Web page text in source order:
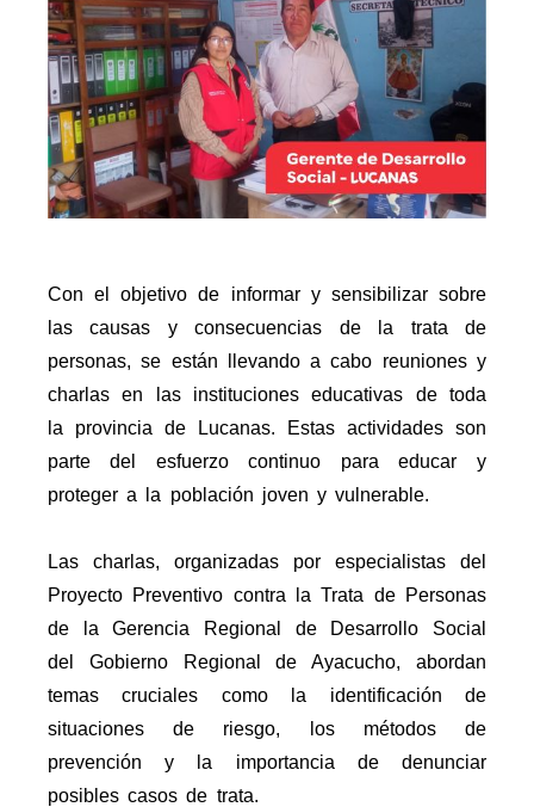
Con el objetivo de informar y sensibilizar sobre
las causas y consecuencias de la trata de
personas, se están llevando a cabo reuniones y
charlas en las instituciones educativas de toda
la provincia de Lucanas. Estas actividades son
parte del esfuerzo continuo para educar y
proteger a la población joven y vulnerable.
Las charlas, organizadas por especialistas del
Proyecto Preventivo contra la Trata de Personas
de la Gerencia Regional de Desarrollo Social
del Gobierno Regional de Ayacucho, abordan
temas cruciales como la identificación de
situaciones de riesgo, los métodos de
prevención y la importancia de denunciar
posibles casos de trata.